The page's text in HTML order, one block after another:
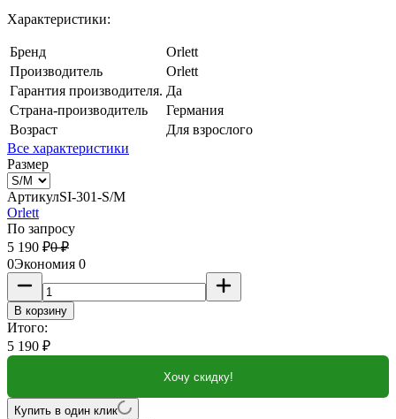
Характеристики:
Бренд
Orlett
Производитель
Orlett
Гарантия производителя. Да
Страна-производитель
Германия
Возраст
Для взрослого
Все характеристики
Размер
АртикулSI-301-S/M
Orlett
По запросу
5 190 ₽0 ₽
0Экономия 0
В корзину
Итого:
5 190 ₽
Хочу скидку!
Купить в один клик